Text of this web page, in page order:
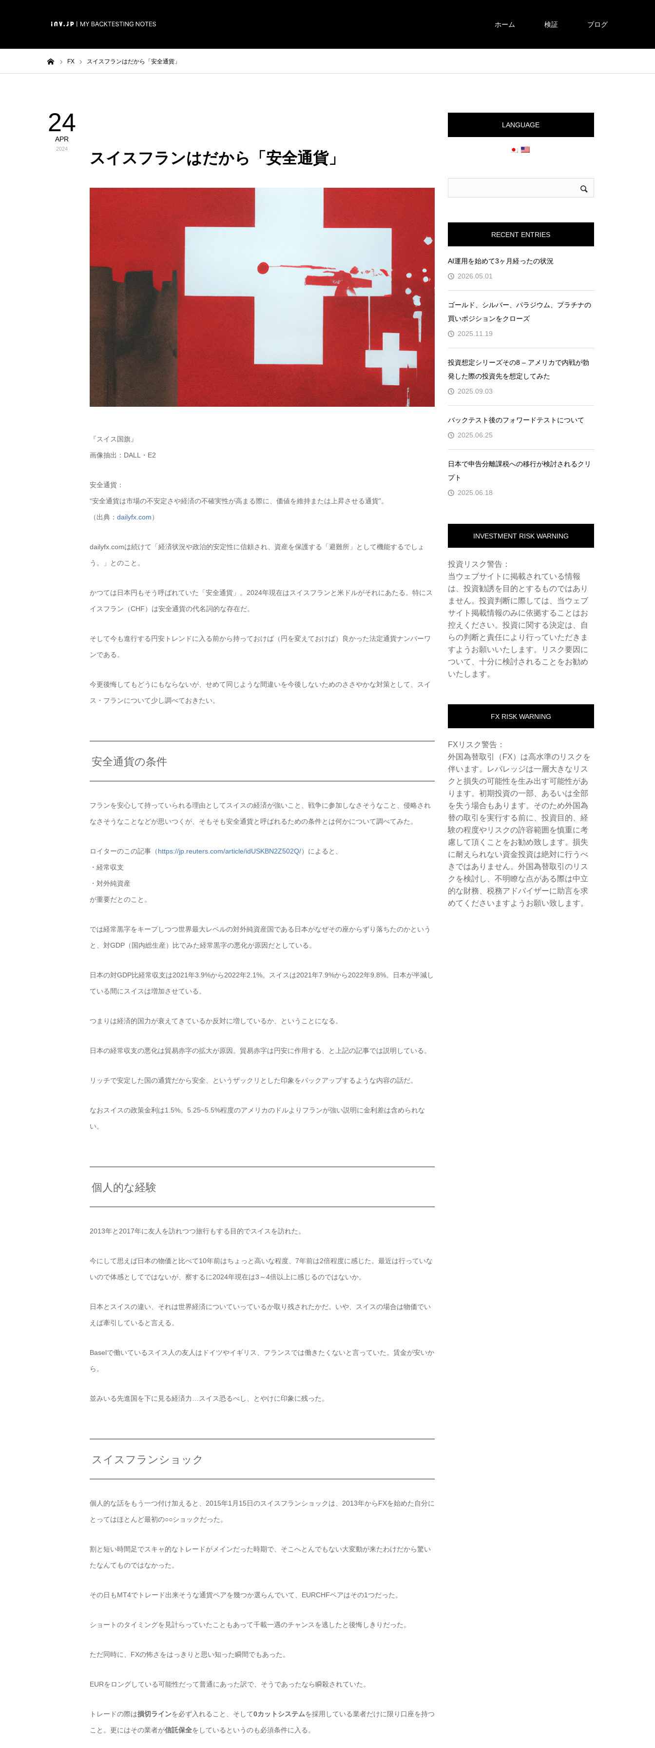
ホーム 検証 ブログ
FX スイスフランはだから「安全通貨」
24
APR
2024
スイスフランはだから「安全通貨」
『スイス国旗』
画像抽出：DALL・E2
安全通貨：
“安全通貨は市場の不安定さや経済の不確実性が高まる際に、価値を維持または上昇させる通貨”。
（出典： dailyfx.com）
dailyfx.comは続けて「経済状況や政治的安定性に信頼され、資産を保護する「避難所」として機能するでしょ
う。」とのこと。
かつては日本円もそう呼ばれていた「安全通貨」。2024年現在はスイスフランと米ドルがそれにあたる。特にス
イスフラン（CHF）は安全通貨の代名詞的な存在だ。
そして今も進行する円安トレンドに入る前から持っておけば（円を変えておけば）良かった法定通貨ナンバーワ
ンである。
今更後悔してもどうにもならないが、せめて同じような間違いを今後しないためのささやかな対策として、スイ
ス・フランについて少し調べておきたい。
安全通貨の条件
フランを安心して持っていられる理由としてスイスの経済が強いこと、戦争に参加しなさそうなこと、侵略され
なさそうなことなどが思いつくが、そもそも安全通貨と呼ばれるための条件とは何かについて調べてみた。
ロイターのこの記事（https://jp.reuters.com/article/idUSKBN2Z502Q/）によると、
・経常収支
・対外純資産
が重要だとのこと。
では経常黒字をキープしつつ世界最大レベルの対外純資産国である日本がなぜその座からずり落ちたのかという
と、対GDP（国内総生産）比でみた経常黒字の悪化が原因だとしている。
日本の対GDP比経常収支は2021年3.9%から2022年2.1%。スイスは2021年7.9%から2022年9.8%。日本が半減し
ている間にスイスは増加させている。
つまりは経済的国力が衰えてきているか反対に増しているか、ということになる。
日本の経常収支の悪化は貿易赤字の拡大が原因。貿易赤字は円安に作用する、と上記の記事では説明している。
リッチで安定した国の通貨だから安全、というザックリとした印象をバックアップするような内容の話だ。
なおスイスの政策金利は1.5%。5.25~5.5%程度のアメリカのドルよりフランが強い説明に金利差は含められな
い。
個人的な経験
2013年と2017年に友人を訪れつつ旅行もする目的でスイスを訪れた。
今にして思えば日本の物価と比べて10年前はちょっと高いな程度、7年前は2倍程度に感じた。最近は行っていな
いので体感としてではないが、察するに2024年現在は3～4倍以上に感じるのではないか。
日本とスイスの違い、それは世界経済についていっているか取り残されたかだ。いや、スイスの場合は物価でい
えば牽引していると言える。
Baselで働いているスイス人の友人はドイツやイギリス、フランスでは働きたくないと言っていた。賃金が安いか
ら。
並みいる先進国を下に見る経済力…スイス恐るべし、とやけに印象に残った。
スイスフランショック
個人的な話をもう一つ付け加えると、2015年1月15日のスイスフランショックは、2013年からFXを始めた自分に
とってはほとんど最初の○○ショックだった。
割と短い時間足でスキャ的なトレードがメインだった時期で、そこへとんでもない大変動が来たわけだから驚い
たなんてものではなかった。
その日もMT4でトレード出来そうな通貨ペアを幾つか選らんでいて、EURCHFペアはその1つだった。
ショートのタイミングを見計らっていたこともあって千載一遇のチャンスを逃したと後悔しきりだった。
ただ同時に、FXの怖さをはっきりと思い知った瞬間でもあった。
EURをロングしている可能性だって普通にあった訳で、そうであったなら瞬殺されていた。
トレードの際は損切ラインを必ず入れること、そして0カットシステムを採用している業者だけに限り口座を持つ
こと。更にはその業者が信託保全をしているというのも必須条件に入る。
LANGUAGE
RECENT ENTRIES
AI運用を始めて3ヶ月経ったの状況
2026.05.01
ゴールド、シルバー、パラジウム、プラチナの
買いポジションをクローズ
2025.11.19
投資想定シリーズその8 – アメリカで内戦が勃
発した際の投資先を想定してみた
2025.09.03
バックテスト後のフォワードテストについて
2025.06.25
日本で申告分離課税への移行が検討されるクリ
プト
2025.06.18
INVESTMENT RISK WARNING
投資リスク警告：
当ウェブサイトに掲載されている情報
は、投資勧誘を目的とするものではあり
ません。投資判断に際しては、当ウェブ
サイト掲載情報のみに依拠することはお
控えください。投資に関する決定は、自
らの判断と責任により行っていただきま
すようお願いいたします。リスク要因に
ついて、十分に検討されることをお勧め
いたします。
FX RISK WARNING
FXリスク警告：
外国為替取引（FX）は高水準のリスクを
伴います。レバレッジは一層大きなリス
クと損失の可能性を生み出す可能性があ
ります。初期投資の一部、あるいは全部
を失う場合もあります。そのため外国為
替の取引を実行する前に、投資目的、経
験の程度やリスクの許容範囲を慎重に考
慮して頂くことをお勧め致します。損失
に耐えられない資金投資は絶対に行うべ
きではありません。外国為替取引のリス
クを検討し、不明瞭な点がある際は中立
的な財務、税務アドバイザーに助言を求
めてくださいますようお願い致します。